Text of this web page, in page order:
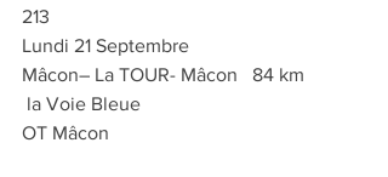
213
Lundi 21 Septembre
Mâcon– La TOUR- Mâcon   84 km
la Voie Bleue
OT Mâcon